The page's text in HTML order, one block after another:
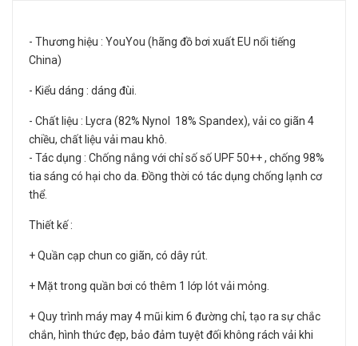
- Thương hiệu : YouYou (hãng đồ bơi xuất EU nổi tiếng
China)
- Kiểu dáng : dáng đùi.
- Chất liệu : Lycra (82% Nynol 18% Spandex), vải co giãn 4
chiều, chất liệu vải mau khô.
- Tác dụng : Chống nắng với chỉ số số UPF 50++ , chống 98%
tia sáng có hại cho da. Đồng thời có tác dụng chống lạnh cơ
thể.
Thiết kế :
+ Quần cạp chun co giãn, có dây rút.
+ Mặt trong quần bơi có thêm 1 lớp lót vải mỏng.
+ Quy trình máy may 4 mũi kim 6 đường chỉ, tạo ra sự chắc
chắn, hình thức đẹp, bảo đảm tuyệt đối không rách vải khi